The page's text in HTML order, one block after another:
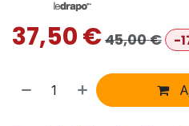
37,50€45,00€ -